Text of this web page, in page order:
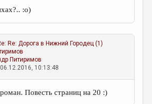
:о)
Re: Дорога в Нижний Городец (1)
Питиримов
10:13:48
Повесть страниц на 20 :)